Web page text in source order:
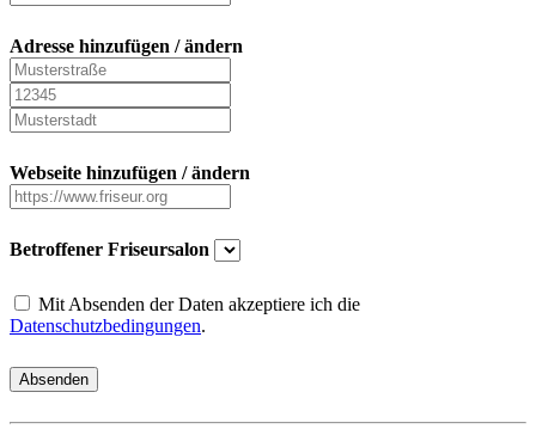
Adresse hinzufügen / ändern
Webseite hinzufügen / ändern
Betroffener Friseursalon
Mit Absenden der Daten akzeptiere ich die
Datenschutzbedingungen.
Absenden